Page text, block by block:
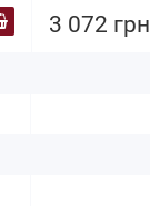
3 072 грн